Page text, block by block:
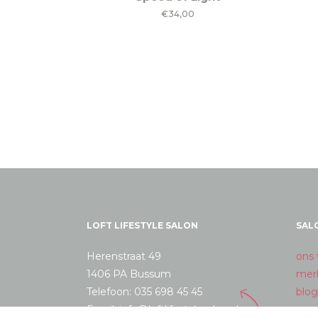
€34,00
LOFT LIFESTYLE SALON
Herenstraat 49
1406 PA Bussum
Telefoon: 035 698 45 45
Email: info@loftlifestylesalon.nl
ons
blog